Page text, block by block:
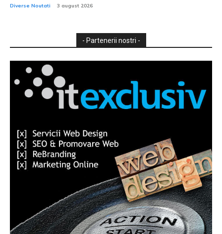
Diverse Noutati 3 august 2026
- Partenerii nostri -